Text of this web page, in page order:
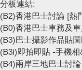
分板連結:
(B2)香港巴士討論 [熱
(B0)香港巴士車務及
(B3)巴士攝影作品貼
(B3i)即拍即貼 -手機相
(B4)兩岸三地巴士討論